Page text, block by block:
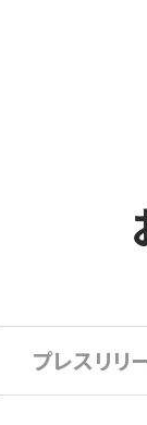
プレスリリ